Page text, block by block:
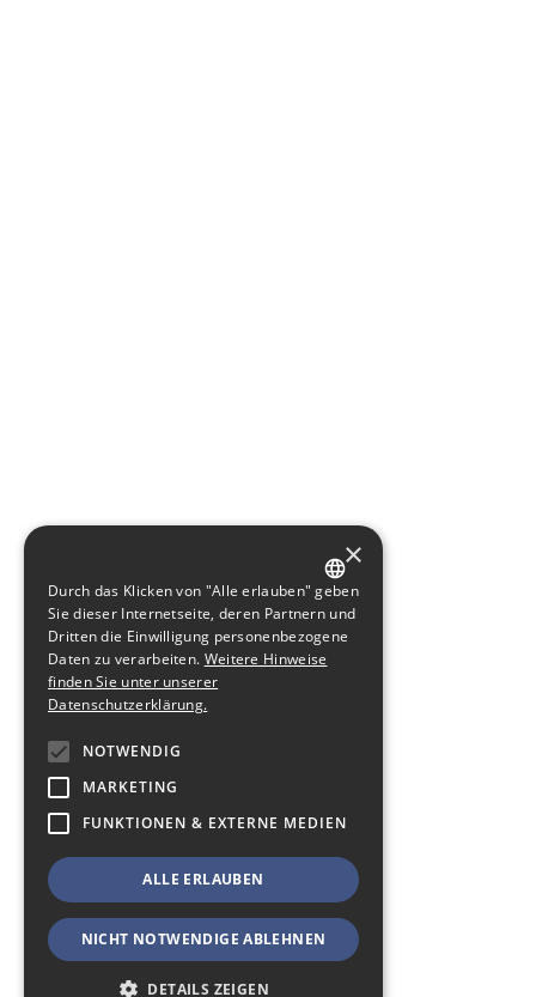
GERMAN
ENGLISH
×
Durch das Klicken von "Alle erlauben" geben
Sie dieser Internetseite, deren Partnern und
Dritten die Einwilligung personenbezogene
Daten zu verarbeiten. Weitere Hinweise
finden Sie unter unserer
Datenschutzerklärung.
NOTWENDIG
MARKETING
FUNKTIONEN & EXTERNE MEDIEN
ALLE ERLAUBEN
NICHT NOTWENDIGE ABLEHNEN
DETAILS ZEIGEN